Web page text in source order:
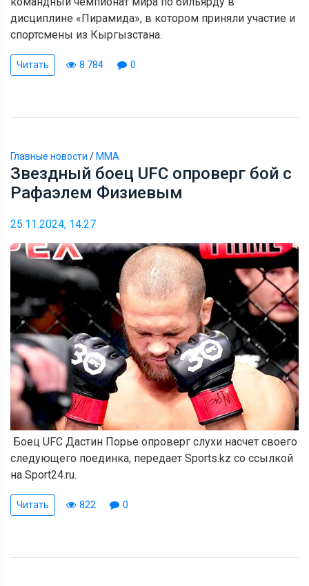
дисциплине «Пирамида», в котором приняли участие и
спортсмены из Кыргызстана.
Читать 8 784 0
Главные новости / ММА
Звездный боец UFC опроверг бой с
Рафаэлем Физиевым
25.11.2024, 14:27
Боец UFC Дастин Порье опроверг слухи насчет своего
следующего поединка, передает Sports.kz со ссылкой
на Sport24.ru.
Читать 822 0